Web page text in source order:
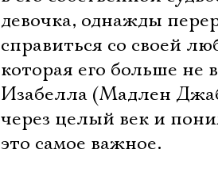
девочка, однажды
справиться со своей
которая его больше
Изабелла (Мадлен
через целый век и
это самое важное.